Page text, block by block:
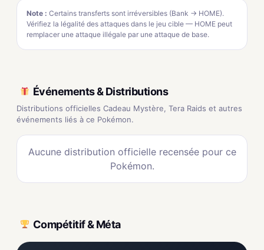
Note : Certains transferts sont irréversibles (Bank → HOME).
Vérifiez la légalité des attaques dans le jeu cible — HOME peut
remplacer une attaque illégale par une attaque de base.
Événements & Distributions
Distributions officielles Cadeau Mystère, Tera Raids et autres
événements liés à ce Pokémon.
Aucune distribution officielle recensée pour ce
Pokémon.
Compétitif & Méta